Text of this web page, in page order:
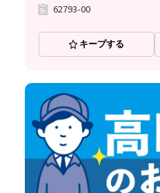
62793-00
キープする